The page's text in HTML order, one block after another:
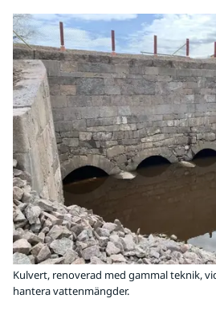
Kulvert, renoverad med gammal teknik,
hantera vattenmängder.